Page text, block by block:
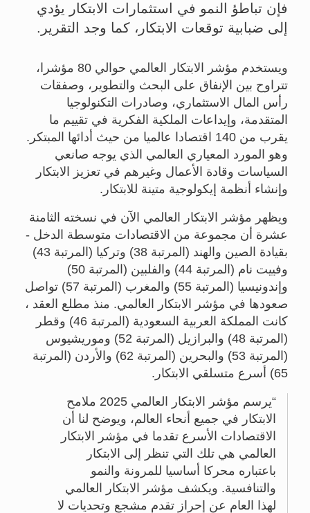
فإن تباطؤ النمو في استثمارات الابتكار يؤدي
إلى ضبابية توقعات الابتكار، كما وجد التقرير.
ويستخدم مؤشر الابتكار العالمي حوالي 80 مؤشرا،
تتراوح بين الإنفاق على البحث والتطوير، وصفقات
رأس المال الاستثماري، وصادرات التكنولوجيا
المتقدمة، وإيداعات الملكية الفكرية في تقييم ما
يقرب من 140 اقتصادا عالميا من حيث أدائها المبتكر.
وهو المورد المعياري العالمي الذي يوجه صانعي
السياسات وقادة الأعمال وغيرهم في تعزيز الابتكار
وإنشاء أنظمة إيكولوجية متينة للابتكار.
ويظهر مؤشر الابتكار العالمي الآن في نسخته الثامنة
عشرة أن مجموعة من الاقتصادات متوسطة الدخل -
بقيادة الصين والهند (المرتبة 38) وتركيا (المرتبة 43)
وفييت نام (المرتبة 44) والفلبين (المرتبة 50)
وإندونيسيا (المرتبة 55) والمغرب (المرتبة 57) تواصل
صعودها في مؤشر الابتكار العالمي. منذ مطلع العقد ،
كانت المملكة العربية السعودية (المرتبة 46) وقطر
(المرتبة 48) والبرازيل (المرتبة 52) وموريشيوس
(المرتبة 53) والبحرين (المرتبة 62) والأردن (المرتبة
65) أسرع متسلقي الابتكار.
يرسم مؤشر الابتكار العالمي 2025 ملامح
الابتكار في جميع أنحاء العالم، ويوضح لنا أن
الاقتصادات الأسرع تقدما في مؤشر الابتكار
العالمي هي تلك التي تنظر إلى الابتكار
باعتباره محركا أساسيا للمرونة والنمو
والتنافسية. ويكشف مؤشر الابتكار العالمي
لهذا العام عن إحراز تقدم مشجع وتحديات لا